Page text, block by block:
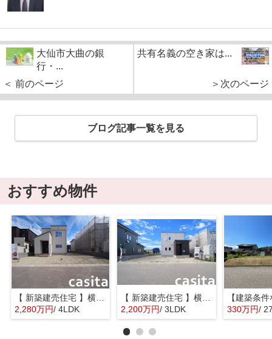
大仙市大曲の銀
行・...
＜ 前のページ
共有名義の空き家は...
＞次のページ
ブログ記事一覧を見る
おすすめ物件
【 新築建売住宅 】横手市八幡字長者町No58 横手北小学校区のオール電化 4LDK
2,280万円/ 4LDK
【 新築建売住宅 】横手市八幡字長者町No50 横手北小学校区のオール電化 3LDK
2,200万円/ 3LDK 330万円/